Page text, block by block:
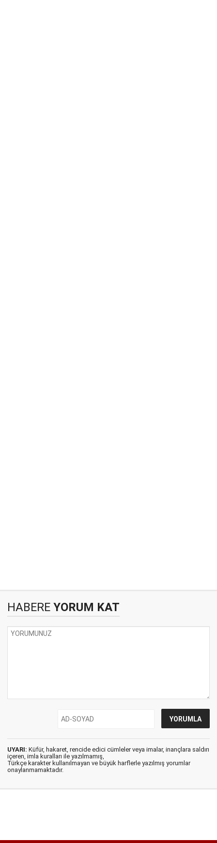
HABERE YORUM KAT
UYARI: Küfür, hakaret, rencide edici cümleler veya imalar, inançlara saldırı
içeren, imla kuralları ile yazılmamış,
Türkçe karakter kullanılmayan ve büyük harflerle yazılmış yorumlar
onaylanmamaktadır.